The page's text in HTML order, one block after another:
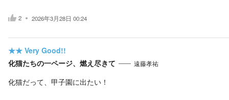
2 2026年3月28日 00:24
★★ Very Good!!
化猫たちの一ページ、燃え尽きて
遠藤孝祐
化猫だって、甲子園に出たい！